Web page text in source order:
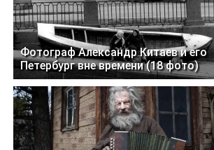
Фотограф Александр Китаев и его
Петербург вне времени (18 фото)